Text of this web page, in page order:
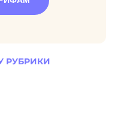
РУБРИКИ